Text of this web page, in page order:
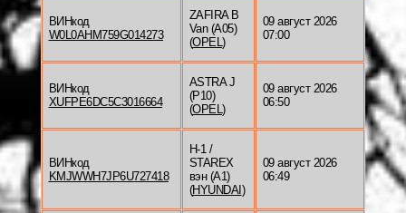
ВИНкод
W0L0AHM759G014273
ZAFIRA B
Van (A05)
(OPEL)
09 август 2026
07:00
ВИНкод
XUFPE6DC5C3016664
ASTRA J
(P10)
(OPEL)
09 август 2026
06:50
ВИНкод
KMJWWH7JP6U727418
H-1 /
STAREX
вэн (A1)
(HYUNDAI )
09 август 2026
06:49